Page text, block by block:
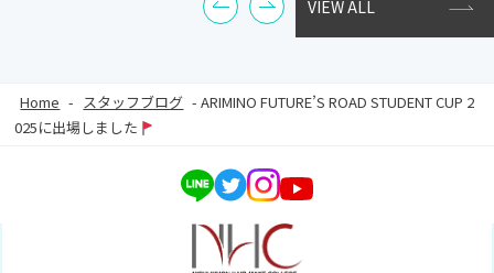
VIEW ALL
Home - スタッフブログ -ARIMINO FUTURE’S ROAD STUDENT CUP 2
025に出場しました